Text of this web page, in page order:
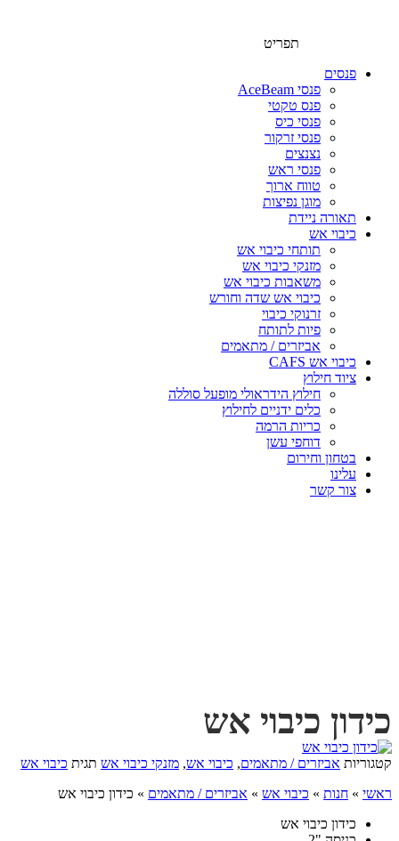
תפריט
פנסים
פנסי AceBeam
פנס טקטי
פנסי כיס
פנסי זרקור
נצנצים
פנסי ראש
טווח ארוך
מוגן נפיצות
תאורה ניידת
כיבוי אש
תותחי כיבוי אש
מזנקי כיבוי אש
משאבות כיבוי אש
כיבוי אש שדה וחורש
זרנוקי כיבוי
פיות לתותח
אביזרים / מתאמים
כיבוי אש CAFS
ציוד חילוץ
חילוץ הידראולי מופעל סוללה
כלים ידניים לחילוץ
כריות הרמה
דוחפי עשן
בטחון וחירום
עלינו
צור קשר
כידון כיבוי אש
קטגוריות אביזרים / מתאמים, כיבוי אש, מזנקי כיבוי אש תגית כיבוי אש
ראשי » חנות » כיבוי אש » אביזרים / מתאמים » כידון כיבוי אש
כידון כיבוי אש